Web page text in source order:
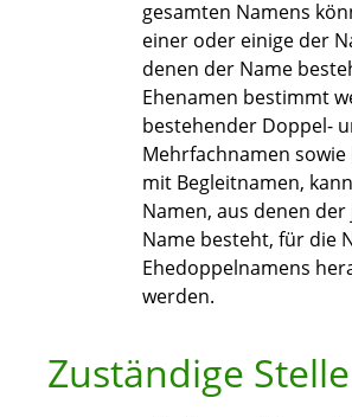
gesamten Namens
einer oder einige der
denen der Name
Ehenamen bestimmt
bestehender Doppel-
Mehrfachnamen sowie
mit Begleitnamen,
Namen, aus denen der
Name besteht, für die
Ehedoppelnamens
werden.
Zuständige Stelle